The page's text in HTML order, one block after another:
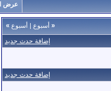
عرض
« أسبوع | أسبوع »
إضافة حدث جديد
إضافة حدث جديد